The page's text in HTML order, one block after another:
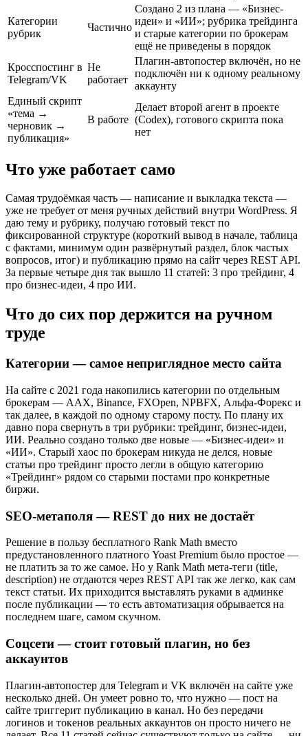
Категории
рубрик
Частично
Создано 2 из плана — «Бизнес-
идеи» и «ИИ»; рубрика трейдинга
и старые категории по брокерам
ещё не приведены в порядок
Кросспостинг в
Telegram/VK
Не
работает
Плагин-автопостер включён, но не
подключён ни к одному реальному
аккаунту
Единый скрипт
«тема →
черновик →
публикация»
В работе
Делает второй агент в проекте
(Codex), готового скрипта пока
нет
Что уже работает само
Самая трудоёмкая часть — написание и выкладка текста —
уже не требует от меня ручных действий внутри WordPress. Я
даю тему и рубрику, получаю готовый текст по
фиксированной структуре (короткий вывод в начале, таблица
с фактами, минимум один развёрнутый раздел, блок частых
вопросов, итог) и публикацию прямо на сайт через REST API.
За первые четыре дня так вышло 11 статей: 3 про трейдинг, 4
про бизнес-идеи, 4 про ИИ.
Что до сих пор держится на ручном
труде
Категории — самое неприглядное место сайта
На сайте с 2021 года накопились категории по отдельным
брокерам — AAX, Binance, FXOpen, NPBFX, Альфа-Форекс и
так далее, в каждой по одному старому посту. По плану их
давно пора свернуть в три рубрики: трейдинг, бизнес-идеи,
ИИ. Реально создано только две новые — «Бизнес-идеи» и
«ИИ». Старый хаос по брокерам никуда не делся, новые
статьи про трейдинг просто легли в общую категорию
«Трейдинг» рядом со старыми постами про конкретные
биржи.
SEO-метаполя — REST до них не достаёт
Решение в пользу бесплатного Rank Math вместо
предустановленного платного Yoast Premium было простое —
не платить за то же самое. Но у Rank Math мета-теги (title,
description) не отдаются через REST API так же легко, как сам
текст статьи. Их приходится выставлять руками в админке
после публикации — то есть автоматизация обрывается на
последнем шаге, самом скучном.
Соцсети — стоит готовый плагин, но без
аккаунтов
Плагин-автопостер для Telegram и VK включён на сайте уже
несколько дней. Он умеет ровно то, что нужно — пост на
сайте триггерит публикацию в канал. Но без передачи
логинов и токенов реальных аккаунтов он просто ничего не